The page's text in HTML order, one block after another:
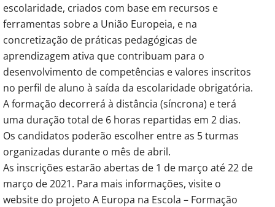
escolaridade, criados com base em recursos e
ferramentas sobre a União Europeia, e na
concretização de práticas pedagógicas de
aprendizagem ativa que contribuam para o
desenvolvimento de competências e valores inscritos
no perfil de aluno à saída da escolaridade obrigatória.
A formação decorrerá à distância (síncrona) e terá
uma duração total de 6 horas repartidas em 2 dias.
Os candidatos poderão escolher entre as 5 turmas
organizadas durante o mês de abril.
As inscrições estarão abertas de 1 de março até 22 de
março de 2021. Para mais informações, visite o
website do projeto A Europa na Escola – Formação